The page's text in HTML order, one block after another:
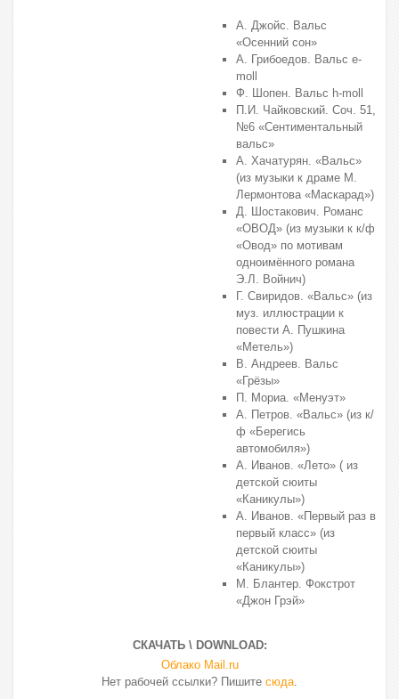
А. Джойс. Вальс
«Осенний сон»
А. Грибоедов. Вальс e-
moll
Ф. Шопен. Вальс h-moll
П.И. Чайковский. Соч. 51,
№6 «Сентиментальный
вальс»
А. Хачатурян. «Вальс»
(из музыки к драме М.
Лермонтова «Маскарад»)
Д. Шостакович. Романс
«ОВОД» (из музыки к к/ф
«Овод» по мотивам
одноимённого романа
Э.Л. Войнич)
Г. Свиридов. «Вальс» (из
муз. иллюстрации к
повести А. Пушкина
«Метель»)
В. Андреев. Вальс
«Грёзы»
П. Мориа. «Менуэт»
А. Петров. «Вальс» (из к/
ф «Берегись
автомобиля»)
А. Иванов. «Лето» ( из
детской сюиты
«Каникулы»)
А. Иванов. «Первый раз в
первый класс» (из
детской сюиты
«Каникулы»)
М. Блантер. Фокстрот
«Джон Грэй»
СКАЧАТЬ \ DOWNLOAD:
Облако Mail.ru
Нет рабочей ссылки? Пишите сюда.